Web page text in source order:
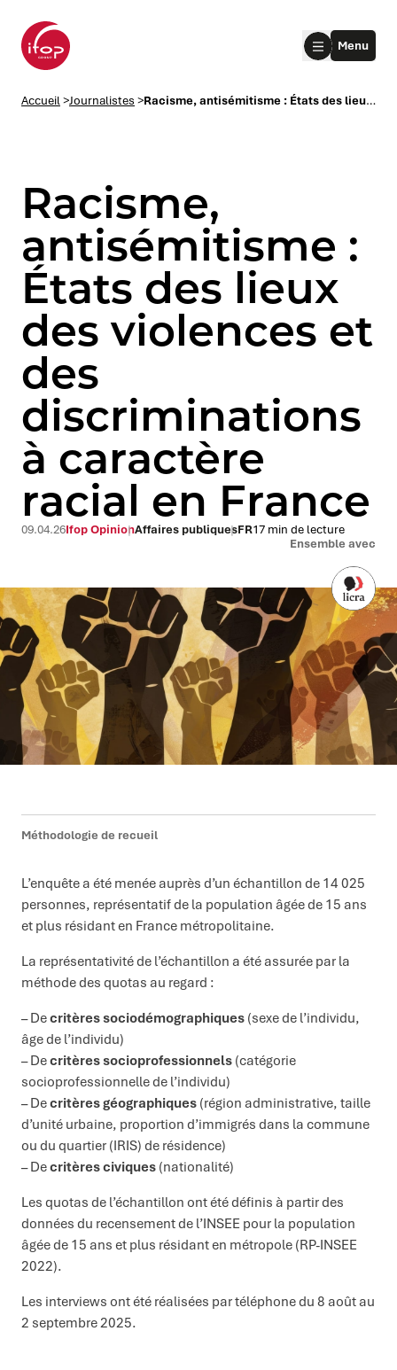
submenu
submenu
submenu
Menu
Accueil>Journalistes > Racisme, antisémitisme : États des lieux des violences et des discriminations à caractère racial en France
Racisme,
antisémitisme :
États des lieux
des violences et
des
discriminations
à caractère
racial en France
Ensemble avec
09.04.26Ifop OpinionAffaires publiquesFR17 min de lecture
Méthodologie de recueil
L’enquête a été menée auprès d’un échantillon de 14 025
personnes, représentatif de la population âgée de 15 ans
et plus résidant en France métropolitaine.
La représentativité de l’échantillon a été assurée par la
méthode des quotas au regard :
– Decritères sociodémographiques (sexe de l’individu,
âge de l’individu)
– Decritères socioprofessionnels (catégorie
socioprofessionnelle de l’individu)
– Decritères géographiques (région administrative, taille
d’unité urbaine, proportion d’immigrés dans la commune
ou du quartier (IRIS) de résidence)
– Decritères civiques (nationalité)
Les quotas de l’échantillon ont été définis à partir des
données du recensement de l’INSEE pour la population
âgée de 15 ans et plus résidant en métropole (RP-INSEE
2022).
Les interviews ont été réalisées par téléphone du 8 août au
2 septembre 2025.